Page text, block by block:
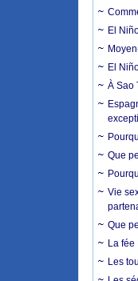
El
El
À Sao
Que
Vie
Que
La
Les